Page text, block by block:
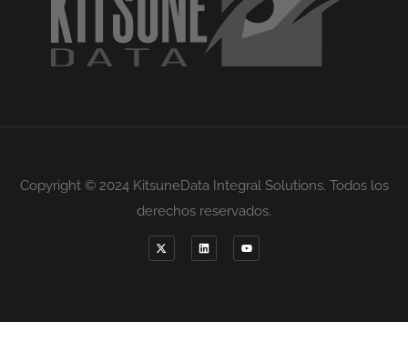
Copyright © 2024 KitsuneData Integral Solutions. Todos los
derechos reservados.